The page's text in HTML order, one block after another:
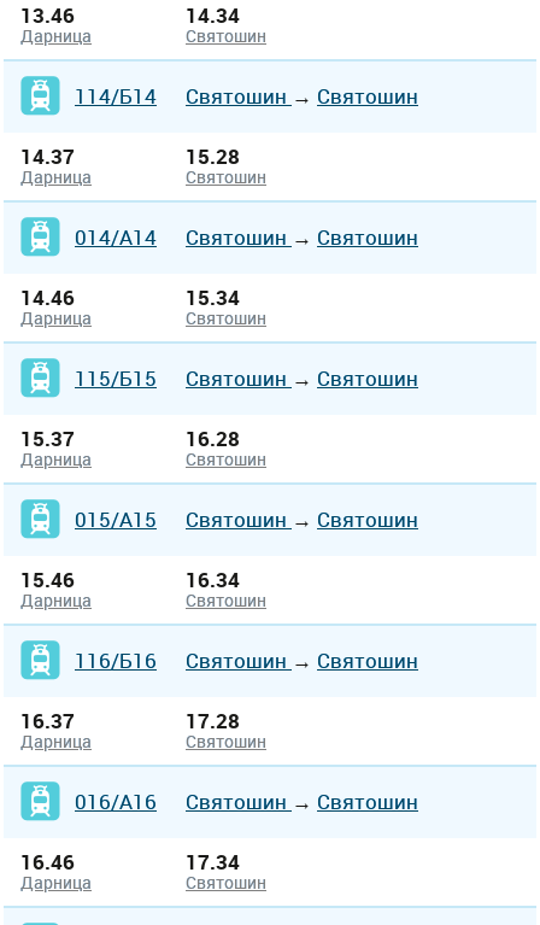
13.46
Дарница
14.34
Святошин
114/Б14 Святошин → Святошин
14.37
Дарница
15.28
Святошин
014/А14 Святошин → Святошин
14.46
Дарница
15.34
Святошин
115/Б15 Святошин → Святошин
15.37
Дарница
16.28
Святошин
015/А15 Святошин → Святошин
15.46
Дарница
16.34
Святошин
116/Б16 Святошин → Святошин
16.37
Дарница
17.28
Святошин
016/А16 Святошин → Святошин
16.46
Дарница
17.34
Святошин